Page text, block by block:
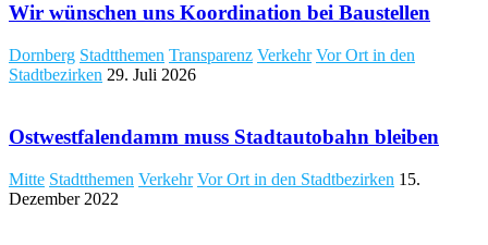
Wir wünschen uns Koordination bei Baustellen
Dornberg Stadtthemen Transparenz Verkehr Vor Ort in den
Stadtbezirken 29. Juli 2026
Ostwestfalendamm muss Stadtautobahn bleiben
Mitte Stadtthemen Verkehr Vor Ort in den Stadtbezirken 15.
Dezember 2022